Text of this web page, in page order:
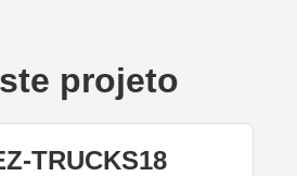
projeto
TRUCKS18